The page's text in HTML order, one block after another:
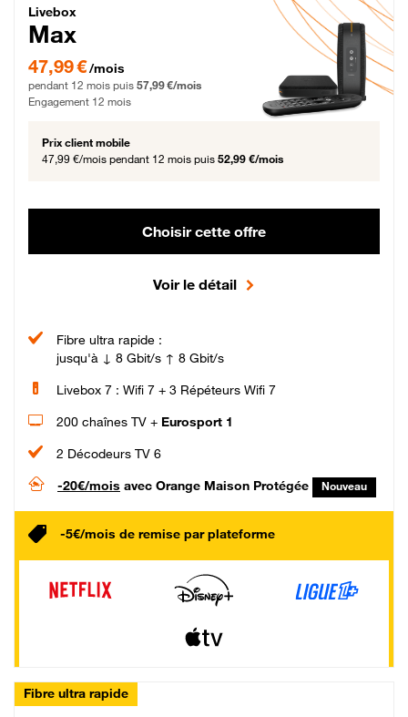
Livebox Max Fibre
Livebox
Max
47,99 € par mois pendant 12 mois puis 57,99 € par mois, Engagement 12 mois
47,99 €/mois
pendant 12 mois puis 57,99 €/mois
Engagement 12 mois
Prix client mobile
47,99 €/mois pendant 12 mois puis 52,99 €/mois
Choisir cette offre
Voir le détail
Fibre ultra rapide :
jusqu'à ↓ 8 Gbit/s ↑ 8 Gbit/s
Livebox 7 : Wifi 7 + 3 Répéteurs Wifi 7
200 chaînes TV + Eurosport 1
2 Décodeurs TV 6
-20€/mois avec Orange Maison Protégée Nouveau
-5€/mois de remise par plateforme
Fibre ultra rapide